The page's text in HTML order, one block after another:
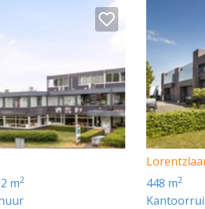
in de huidige gebruikte
inbouwverlichtingsarmaturen;
data en telefoonbekabeling;
m2
448 m2